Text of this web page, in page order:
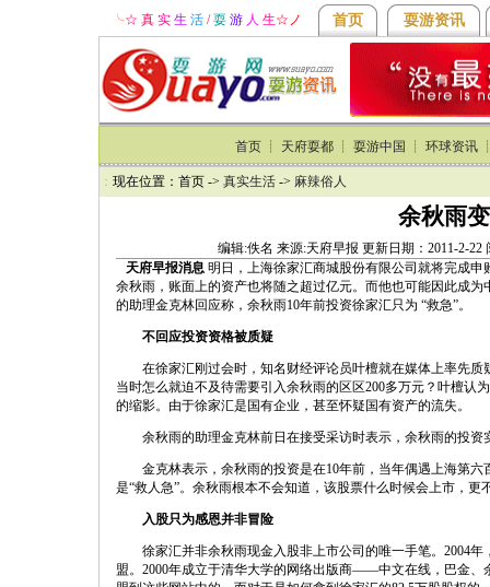
╰☆ 真 实 生 活 /耍 游人 生☆ ノ 首页 耍游资讯
首页 ┊ 天府耍都 ┊ 耍游中国 ┊ 环球资讯
： 现在位置：首页 -> 真实生活 -> 麻辣俗人
余秋雨
编辑:佚名 来源:天府早报 更新日期：2011-2-22
天府早报消息 明日，上海徐家汇商城股份有限公司就将完成
余秋雨，账面上的资产也将随之超过亿元。而他也可能因此成
的助理金克林回应称，余秋雨10年前投资徐家汇只为 “救急”。
不回应投资资格被质疑
在徐家汇刚过会时，知名财经评论员叶檀就在媒体上率先质
当时怎么就迫不及待需要引入余秋雨的区区200多万元？叶檀认
的缩影。由于徐家汇是国有企业，甚至怀疑国有资产的流失。
余秋雨的助理金克林前日在接受采访时表示，余秋雨的投资
金克林表示，余秋雨的投资是在10年前，当年偶遇上海第六
是“救人急”。余秋雨根本不会知道，该股票什么时候会上市，
入股只为感恩并非冒险
徐家汇并非余秋雨现金入股非上市公司的唯一手笔。2004年
盟。2000年成立于清华大学的网络出版商——中文在线，巴金